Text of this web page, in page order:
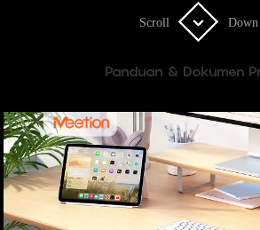
Scroll Down
Scroll Down
Panduan & Dokumen